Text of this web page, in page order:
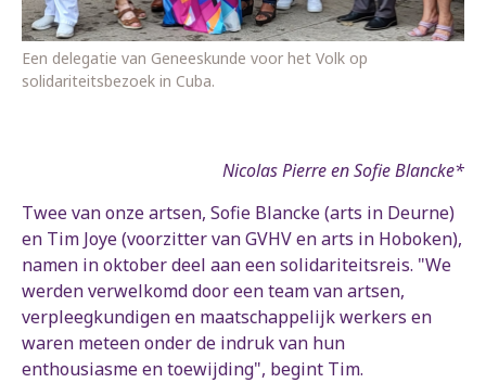
Een delegatie van Geneeskunde voor het Volk op
solidariteitsbezoek in Cuba.
Nicolas Pierre en Sofie Blancke*
Twee van onze artsen, Sofie Blancke (arts in Deurne)
en Tim Joye (voorzitter van GVHV en arts in Hoboken),
namen in oktober deel aan een solidariteitsreis. "We
werden verwelkomd door een team van artsen,
verpleegkundigen en maatschappelijk werkers en
waren meteen onder de indruk van hun
enthousiasme en toewijding", begint Tim.